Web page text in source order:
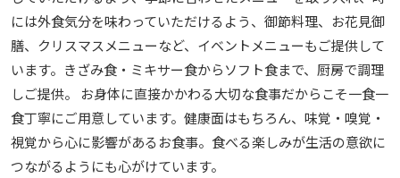
には外食気分を味わっていただけるよう、御節料理、お花見御
膳、クリスマスメニューなど、イベントメニューもご提供して
います。きざみ食・ミキサー食からソフト食まで、厨房で調理
しご提供。 お身体に直接かかわる大切な食事だからこそ一食一
食丁寧にご用意しています。健康面はもちろん、味覚・嗅覚・
視覚から心に影響があるお食事。食べる楽しみが生活の意欲に
つながるようにも心がけています。